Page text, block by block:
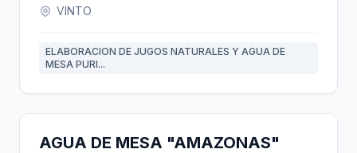
VINTO
ELABORACION DE JUGOS NATURALES Y AGUA DE
MESA PURI...
AGUA DE MESA "AMAZONAS"